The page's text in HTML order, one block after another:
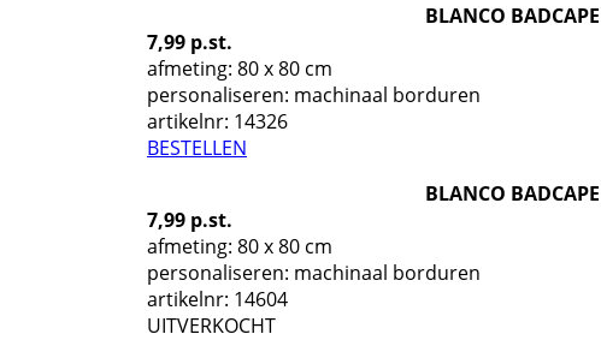
BLANCO
7,99 p.st.
afmeting: 80 x 80 cm
personaliseren: machinaal borduren
artikelnr: 14326
BESTELLEN
BLANCO
7,99 p.st.
afmeting: 80 x 80 cm
personaliseren: machinaal borduren
artikelnr: 14604
UITVERKOCHT